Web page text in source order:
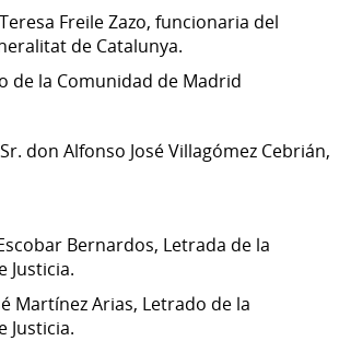
Freile Zazo, funcionaria del
de Catalunya.
de la Comunidad de Madrid
don Alfonso José Villagómez Cebrián,
Bernardos, Letrada de la
Justicia.
Martínez Arias, Letrado de la
Justicia.